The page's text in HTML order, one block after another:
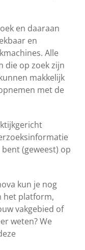
en daaraan
en
Alle
die op zoek zijn
makkelijk
met de
(geweest) op
kun je nog
het platform,
vakgebied of
weten? We